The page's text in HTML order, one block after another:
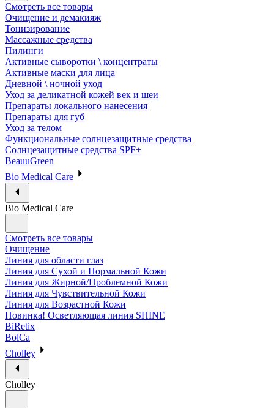
Смотреть все товары
Очищение и демакияж
Тонизирование
Массажные средства
Пилинги
Активные сыворотки \ концентраты
Активные маски для лица
Дневной \ ночной уход
Уход за деликатной кожей век и шеи
Препараты локального нанесения
Препараты для губ
Уход за телом
Функциональные солнцезащитные средства
Солнцезащитные средства SPF+
BeauuGreen
Bio Medical Care
Bio Medical Care
Смотреть все товары
Очищение
Линия для области глаз
Линия для Сухой и Нормальной Кожи
Линия для Жирной/Проблемной Кожи
Линия для Чувствительной Кожи
Линия для Возрастной Кожи
Новинка! Осветляющая линия SHINE
BiRetix
BolCa
Cholley
Cholley